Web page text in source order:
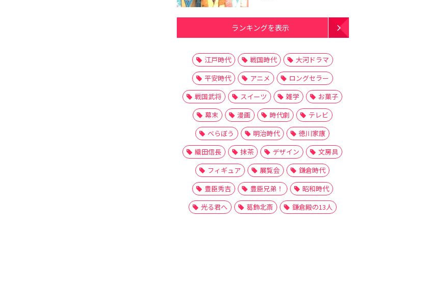
ランキングを表示
江戸時代 戦国時代
大河ドラマ
平安時代
アニメ
ロングセラー
戦国武将
スイーツ 雑学
お菓子
幕末
漫画 時代劇
テレビ
べらぼう
明治時代
徳川家康
織田信長
抹茶 デザイン
文房具
フィギュア
展覧会
鎌倉時代
豊臣秀吉
豊臣兄弟！
昭和時代
光る君へ
葛飾北斎 鎌倉殿の13人